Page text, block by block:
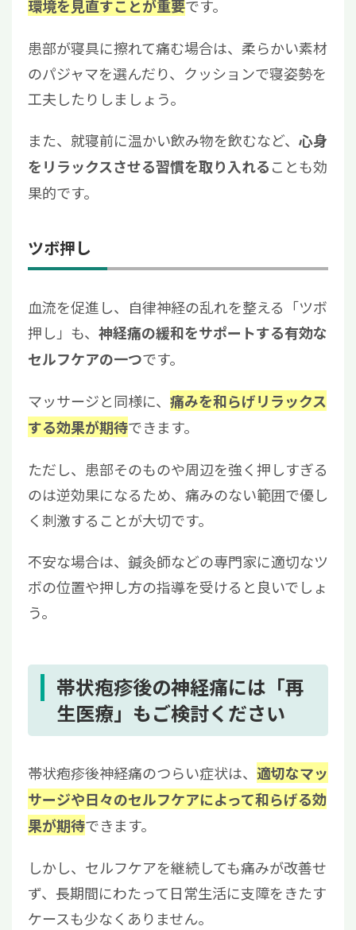
環境を見直すことが重要です。
患部が寝具に擦れて痛む場合は、柔らかい素材
のパジャマを選んだり、クッションで寝姿勢を
工夫したりしましょう。
また、就寝前に温かい飲み物を飲むなど、 心身
をリラックスさせる習慣を取り入れることも効
果的です。
ツボ押し
血流を促進し、自律神経の乱れを整える「ツボ
押し」も、 神経痛の緩和をサポートする有効な
セルフケアの一つです。
マッサージと同様に、 痛みを和らげリラックス
する効果が期待できます。
ただし、患部そのものや周辺を強く押しすぎる
のは逆効果になるため、痛みのない範囲で優し
く刺激することが大切です。
不安な場合は、鍼灸師などの専門家に適切なツ
ボの位置や押し方の指導を受けると良いでしょ
う。
帯状疱疹後の神経痛には「再
生医療」もご検討ください
帯状疱疹後神経痛のつらい症状は、 適切なマッ
サージや日々のセルフケアによって和らげる効
果が期待できます。
しかし、セルフケアを継続しても痛みが改善せ
ず、長期間にわたって日常生活に支障をきたす
ケースも少なくありません。